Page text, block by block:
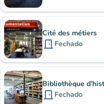
Cité des métiers
door_front Fechado
Bibliothèque
door_front Fechado